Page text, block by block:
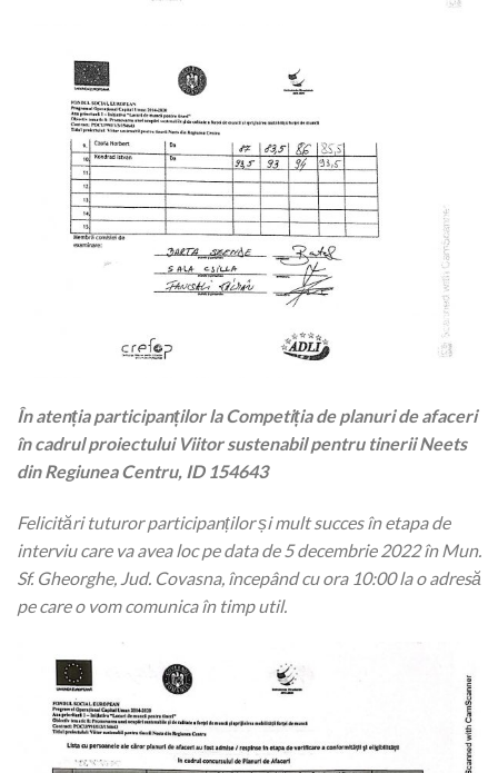
În atenția participanților la Competiția de planuri de afaceri
în cadrul proiectului Viitor sustenabil pentru tinerii Neets
din Regiunea Centru, ID 154643
Felicitări tuturor participanților și mult succes în etapa de
interviu care va avea loc pe data de 5 decembrie 2022 în Mun.
Sf. Gheorghe, Jud. Covasna, începând cu ora 10:00 la o adresă
pe care o vom comunica în timp util.